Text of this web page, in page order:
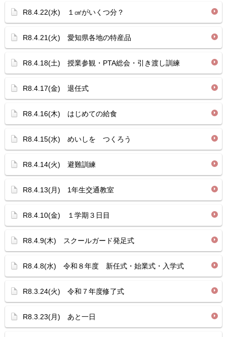
R8.4.22(水) １㎤がいくつ分？
R8.4.21(火) 愛知県各地の特産品
R8.4.18(土) 授業参観・PTA総会・引き渡し訓練
R8.4.17(金) 退任式
R8.4.16(木) はじめての給食
R8.4.15(水) めいしを つくろう
R8.4.14(火) 避難訓練
R8.4.13(月) 1年生交通教室
R8.4.10(金) １学期３日目
R8.4.9(木) スクールガード発足式
R8.4.8(水) 令和８年度 新任式・始業式・入学式
R8.3.24(火) 令和７年度修了式
R8.3.23(月) あと一日